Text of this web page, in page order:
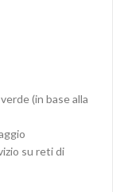
(in base alla
su reti di